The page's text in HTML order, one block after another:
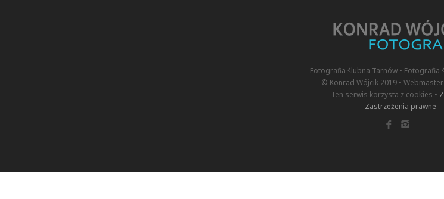
Fotografia ślubna Tarnów • Fotografia
© Konrad Wójcik 2019 • Webmaster
Ten serwis korzysta z cookies •
Zastrzeżenia prawne